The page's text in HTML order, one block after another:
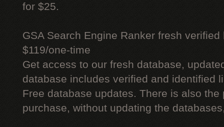
for $25.
GSA Search Engine Ranker fresh verified
$119/one-time
Get access to our fresh database,
database includes verified and identified
Free database updates. There is also
purchase, without updating the